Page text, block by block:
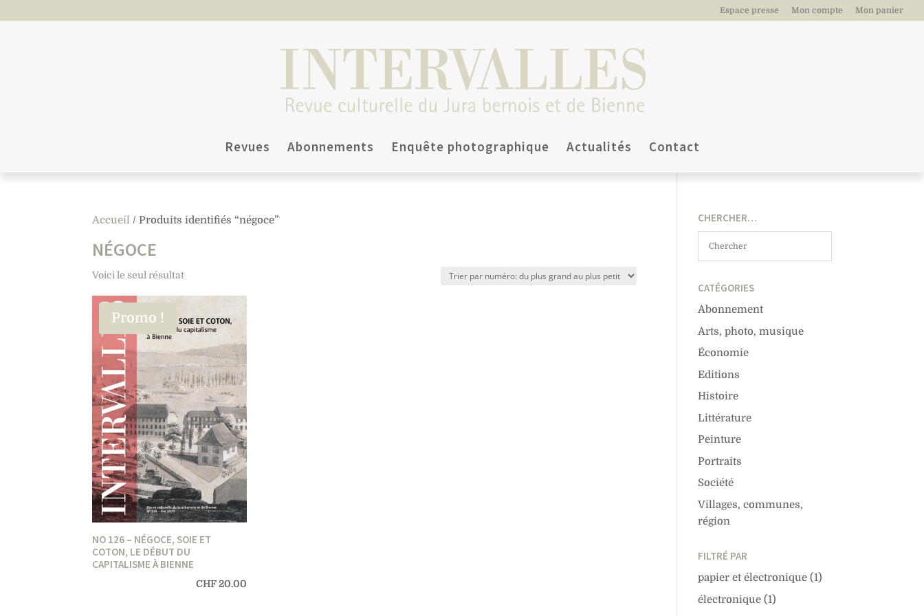
Espace presse Mon compte Mon panier
Revues Abonnements Enquête photographique Actualités Contact
Accueil / Produits identifiés “négoce”
NÉGOCE
Voici le seul résultat
Promo !
NO 126 – NÉGOCE, SOIE ET
COTON, LE DÉBUT DU
CAPITALISME À BIENNE
CHF20.00
CHERCHER…
CATÉGORIES
Abonnement
Arts, photo, musique
Économie
Editions
Histoire
Littérature
Peinture
Portraits
Société
Villages, communes,
région
FILTRÉ PAR
papier et électronique (1)
électronique (1)